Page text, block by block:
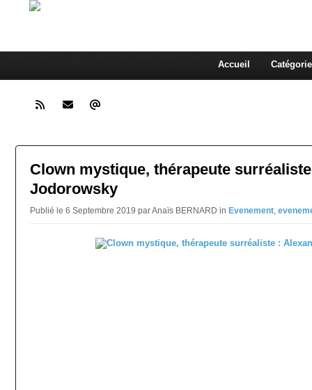
Accueil
Clown mystique, thérapeute
Jodorowsky
Publié le 6 Septembre 2019 par Anaïs BERNARD in Evenement,